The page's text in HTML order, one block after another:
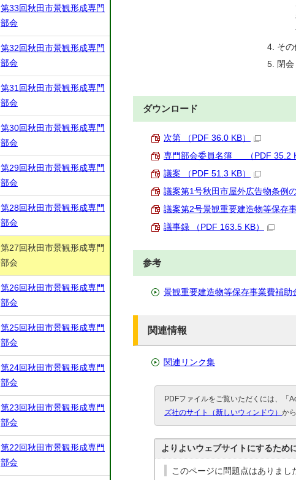
その
閉会
ダウンロード
次第 （PDF 36.0 KB）
専門部会委員名簿 （PDF 35.2
議案 （PDF 51.3 KB）
議案第1号秋田市屋外広告物条例
議案第2号景観重要建造物等保存
議事録 （PDF 163.5 KB）
参考
景観重要建造物等保存事業費補助
関連情報
関連リンク集
PDFファイルをご覧いただくには、「
ズ社のサイト（新しいウィンドウ） か
よりよいウェブサイトにするため
このページに問題点はありまし
第33回秋田市景観形成専門
部会
第32回秋田市景観形成専門
部会
第31回秋田市景観形成専門
部会
第30回秋田市景観形成専門
部会
第29回秋田市景観形成専門
部会
第28回秋田市景観形成専門
部会
第27回秋田市景観形成専門
部会
第26回秋田市景観形成専門
部会
第25回秋田市景観形成専門
部会
第24回秋田市景観形成専門
部会
第23回秋田市景観形成専門
部会
第22回秋田市景観形成専門
部会